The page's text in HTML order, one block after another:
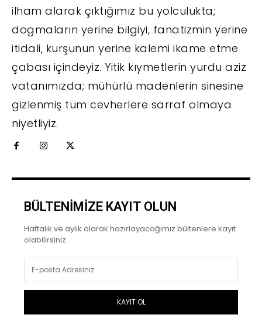
ilham alarak çıktığımız bu yolculukta;
dogmaların yerine bilgiyi, fanatizmin yerine
itidali, kurşunun yerine kalemi ikame etme
çabası içindeyiz. Yitik kıymetlerin yurdu aziz
vatanımızda; mühürlü madenlerin sinesine
gizlenmiş tüm cevherlere sarraf olmaya
niyetliyiz.
BÜLTENİMİZE KAYIT OLUN
Haftalık ve aylık olarak hazırlayacağımız bültenlere kayıt
olabilirsiniz.
KAYIT OL